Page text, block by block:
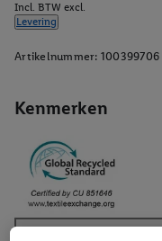
Kenmerken
Incl. BTW excl.
Levering
Artikelnummer: 100399706